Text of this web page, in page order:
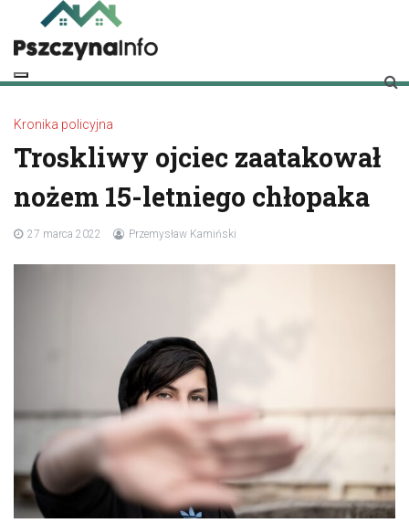
content
pszczynainfo.pl
Twoje źródło informacji o Pszczynie
Kronika policyjna
Troskliwy ojciec zaatakował
nożem 15-letniego chłopaka
27 marca 2022 Przemysław Kamiński